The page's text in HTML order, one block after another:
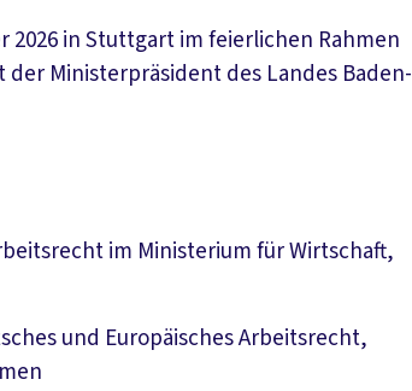
2026 in Stuttgart im feierlichen Rahmen
Ministerpräsident des Landes Baden-
im Ministerium für Wirtschaft,
und Europäisches Arbeitsrecht,